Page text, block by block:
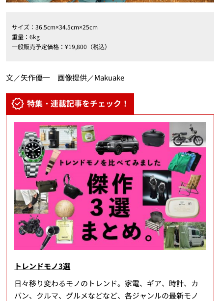
サイズ：36.5cm×34.5cm×25cm
重量：6kg
一般販売予定価格：¥19,800（税込）
文／矢作優一 画像提供／Makuake
特集・連載記事をチェック！
トレンドモノ3選
日々移り変わるモノのトレンド。家電、ギア、時計、カ
バン、クルマ、グルメなどなど、各ジャンルの最新モノ